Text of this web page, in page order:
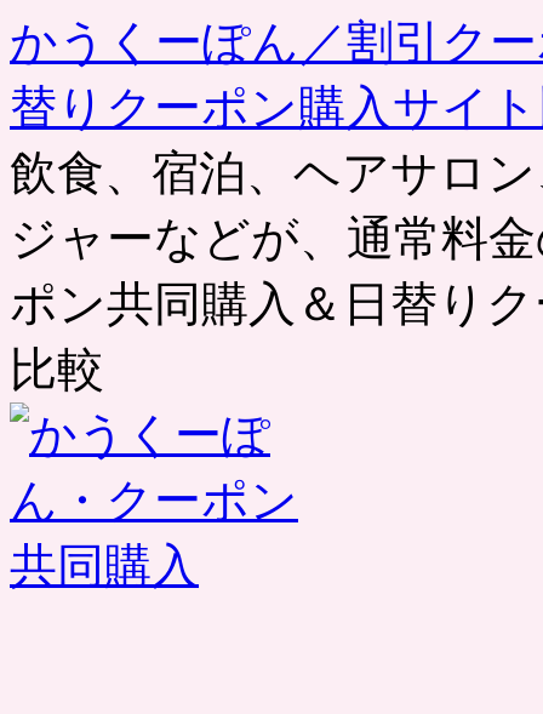
かうくーぽん／割引ク
替りクーポン購入サイ
飲食、宿泊、ヘアサロ
ジャーなどが、通常料
ポン共同購入＆日替り
比較